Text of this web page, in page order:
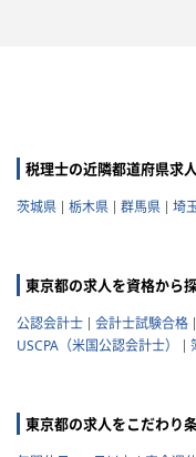
税理士の近隣都道府県求
茨城県 栃木県 群馬県 埼
東京都の求人を資格から
公認会計士 会計士試験合格
USCPA（米国公認会計士）
東京都の求人をこだわり